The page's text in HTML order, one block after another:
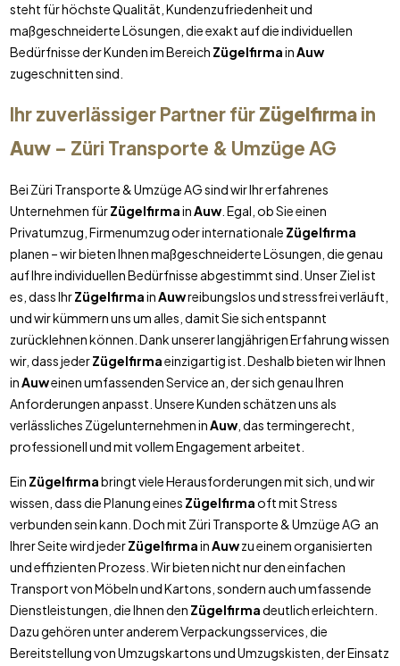
steht für höchste Qualität, Kundenzufriedenheit und
maßgeschneiderte Lösungen, die exakt auf die individuellen
Bedürfnisse der Kunden im Bereich ZügelfirmainAuw
zugeschnitten sind.
Ihr zuverlässiger Partner fürZügelfirmain
Auw– Züri Transporte & Umzüge AG
Bei Züri Transporte & Umzüge AG sind wir Ihr erfahrenes
Unternehmen fürZügelfirmainAuw. Egal, ob Sie einen
Privatumzug, Firmenumzug oder internationale Zügelfirma
planen – wir bieten Ihnen maßgeschneiderte Lösungen, die genau
auf Ihre individuellen Bedürfnisse abgestimmt sind. Unser Ziel ist
es, dass IhrZügelfirmainAuwreibungslos und stressfrei verläuft,
und wir kümmern uns um alles, damit Sie sich entspannt
zurücklehnen können. Dank unserer langjährigen Erfahrung wissen
wir, dass jederZügelfirmaeinzigartig ist. Deshalb bieten wir Ihnen
inAuweinen umfassenden Service an, der sich genau Ihren
Anforderungen anpasst. Unsere Kunden schätzen uns als
verlässliches Zügelunternehmen inAuw, das termingerecht,
professionell und mit vollem Engagement arbeitet.
Ein Zügelfirmabringt viele Herausforderungen mit sich, und wir
wissen, dass die Planung eines Zügelfirmaoft mit Stress
verbunden sein kann. Doch mit Züri Transporte & Umzüge AG an
Ihrer Seite wird jederZügelfirmainAuwzu einem organisierten
und effizienten Prozess. Wir bieten nicht nur den einfachen
Transport von Möbeln und Kartons, sondern auch umfassende
Dienstleistungen, die Ihnen den Zügelfirmadeutlich erleichtern.
Dazu gehören unter anderem Verpackungsservices, die
Bereitstellung von Umzugskartons und Umzugskisten, der Einsatz